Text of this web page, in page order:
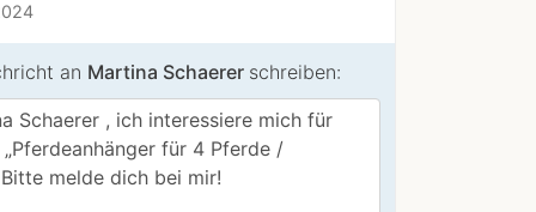
an Martina Schaerer schreiben: